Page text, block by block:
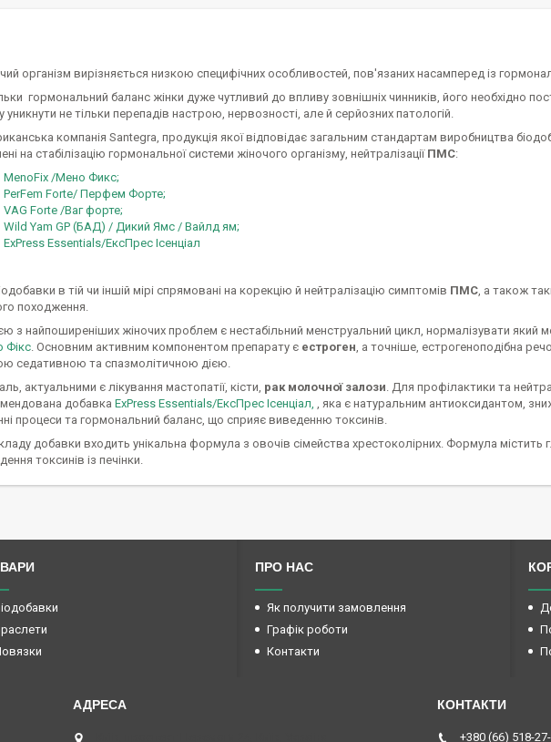
організм вирізняється низкою специфічних особливостей, пов'язаних насамперед із
гормональний баланс жінки дуже чутливий до впливу зовнішніх чинників, його необхідно
уникнути не тільки перепадів настрою, нервозності, але й серйозних патологій.
компанія Santegra, продукція якої відповідає загальним стандартам виробництва
на стабілізацію гормональної системи жіночого організму, нейтралізації ПМС:
MenoFix /Мено Фикс;
PerFem Forte/ Перфем Форте;
VAG Forte /Ваг форте;
Wild Yam GP (БАД) / Дикий Ямс / Вайлд ям;
ExPress Essentials/ЕксПрес Ісенціал
в тій чи іншій мірі спрямовані на корекцію й нейтралізацію симптомів ПМС, а також
походження.
з найпоширеніших жіночих проблем є нестабільний менструальний цикл, нормалізувати
Фікс. Основним активним компонентом препарату є естроген, а точніше, естрогеноподібна
седативною та спазмолітичною дією.
актуальними є лікування мастопатії, кісти, рак молочної залози. Для профілактики та
добавка ExPress Essentials/ЕксПрес Ісенціал, , яка є натуральним антиоксидантом,
процеси та гормональний баланс, що сприяє виведенню токсинів.
добавки входить унікальна формула з овочів сімейства хрестоколірних. Формула
токсинів із печінки.
ПРО НАС
Як получити замовлення
Графік роботи
Контакти
+380 (66) 518-